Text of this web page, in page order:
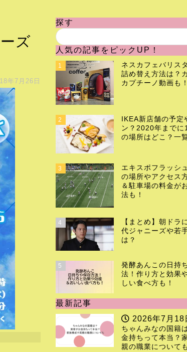
ズ
年7月26日
探す
人気の記事をピックUP！
1
ネスカフェバリス
詰め替え方法は？
カプチーノ動画も！
2
IKEA新店舗の予定
ン？2020年までに
の場所はどこ？一
3
エキスポフラッシ
の場所やアクセス
＆駐車場の料金が
法も！
4
【まとめ】朝ドラ
代ジャニーズや若
は？
5
発酵あんこの日持
法！作り方と効果
しい食べ方も！
最新記事
2026年7月18
ちゃんみなの国籍
金持ちって本当？
親の職業についても